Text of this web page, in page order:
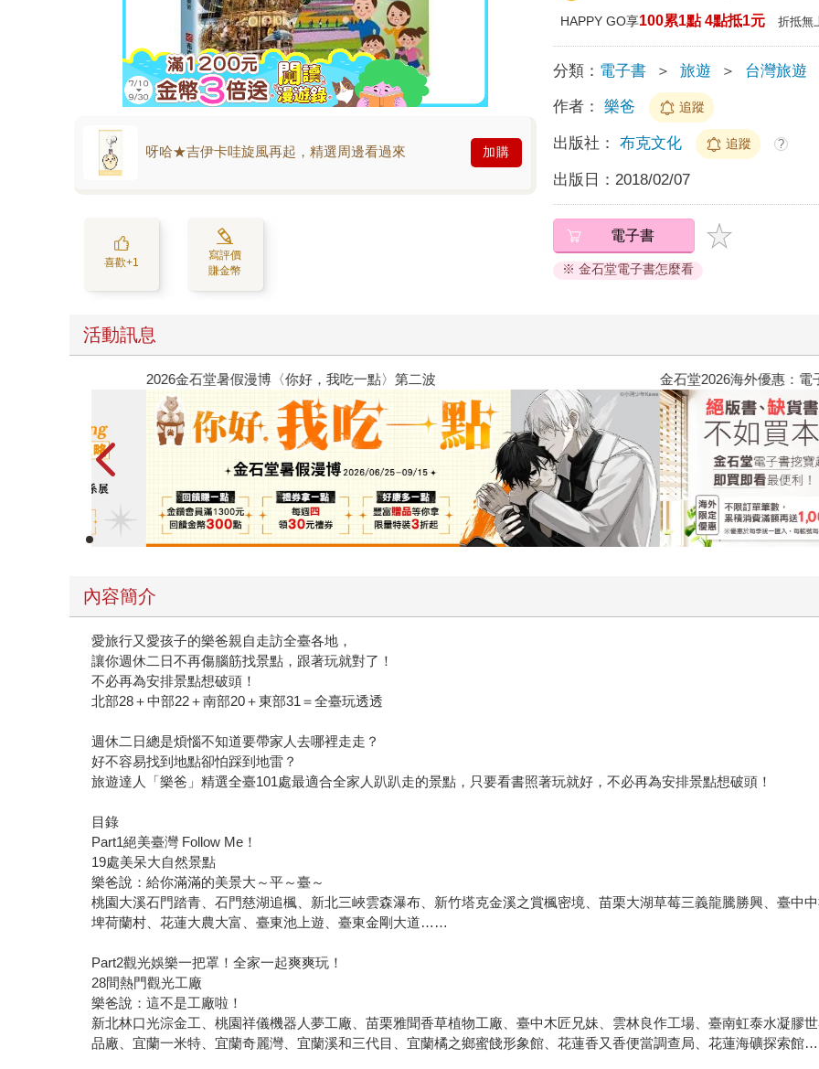
呀哈★吉伊卡哇旋風再起，精選周邊看過來 加購
喜歡+1
寫評價
賺金幣
HAPPY GO享100累1點 4點抵1元 折抵無
分類： 電子書 ＞ 旅遊 ＞ 台灣旅遊
作者： 樂爸 追蹤
出版社： 布克文化 追蹤 ?
出版日： 2018/02/07
電子書
※ 金石堂電子書怎麼看
活動訊息
春光ｘ奇幻基地｜全書系展 2026金石堂暑假漫博〈你好，我
內容簡介
愛旅行又愛孩子的樂爸親自走訪全臺各地，
讓你週休二日不再傷腦筋找景點，跟著玩就對了！
不必再為安排景點想破頭！
北部28＋中部22＋南部20＋東部31＝全臺玩透透
週休二日總是煩惱不知道要帶家人去哪裡走走？
好不容易找到地點卻怕踩到地雷？
旅遊達人「樂爸」精選全臺101處最適合全家人趴趴走的景點，只要看書照著玩就好，不必再為安排景點想破頭！
目錄
Part1絕美臺灣 Follow Me！
19處美呆大自然景點
樂爸說：給你滿滿的美景大～平～臺～
桃園大溪石門踏青、石門慈湖追楓、新北三峽雲森瀑布、新竹塔克金溪之賞楓密境、苗栗大湖草莓三義龍騰勝興、臺中
埤荷蘭村、花蓮大農大富、臺東池上遊、臺東金剛大道……
Part2觀光娛樂一把罩！全家一起爽爽玩！
28間熱門觀光工廠
樂爸說：這不是工廠啦！
新北林口光淙金工、桃園祥儀機器人夢工廠、苗栗雅聞香草植物工廠、臺中木匠兄妹、雲林良作工場、臺南虹泰水凝膠
品廠、宜蘭一米特、宜蘭奇麗灣、宜蘭溪和三代目、宜蘭橘之鄉蜜餞形象館、花蓮香又香便當調查局、花蓮海礦探索館